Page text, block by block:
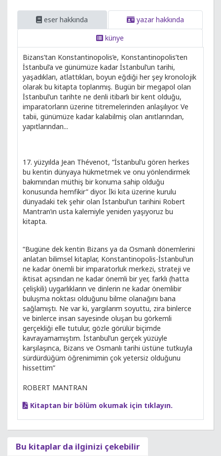
eser hakkında
yazar hakkında
künye
Bizans’tan Konstantinopolis’e, Konstantinopolis’ten
İstanbul’a ve günümüze kadar İstanbul’un tarihi,
yaşadıkları, atlattıkları, boyun eğdiği her şey kronolojik
olarak bu kitapta toplanmış. Bugün bir megapol olan
İstanbul’un tarihte ne denli itibarlı bir kent olduğu,
imparatorların üzerine titremelerinden anlaşılıyor. Ve
tabii, günümüze kadar kalabilmiş olan anıtlarından,
yapıtlarından...
17. yüzyılda Jean Thévenot, “İstanbul’u gören herkes
bu kentin dünyaya hükmetmek ve onu yönlendirmek
bakımından müthiş bir konuma sahip olduğu
konusunda hemfikir” diyor. İki kıta üzerine kurulu
dünyadaki tek şehir olan İstanbul’un tarihini Robert
Mantran’ın usta kalemiyle yeniden yaşıyoruz bu
kitapta.
“Bugüne dek kentin Bizans ya da Osmanlı dönemlerini
anlatan bilimsel kitaplar, Konstantinopolis-İstanbul’un
ne kadar önemli bir imparatorluk merkezi, strateji ve
iktisat açısından ne kadar önemli bir yer, farklı (hatta
çelişkili) uygarlıkların ve dinlerin ne kadar önemlibir
buluşma noktası olduğunu bilme olanağını bana
sağlamıştı. Ne var ki, yargılarım soyuttu, zira binlerce
ve binlerce insan sayesinde oluşan bu görkemli
gerçekliği elle tutulur, gözle görülür biçimde
kavrayamamıştım. İstanbul’un gerçek yüzüyle
karşılaşınca, Bizans ve Osmanlı tarihi üstüne tutkuyla
sürdürdüğüm öğrenimimin çok yetersiz olduğunu
hissettim”
ROBERT MANTRAN
Kitaptan bir bölüm okumak için tıklayın.
Bu kitaplar da ilginizi çekebilir